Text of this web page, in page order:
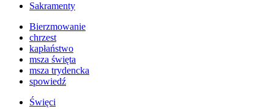
Sakramenty
Bierzmowanie
chrzest
kapłaństwo
msza święta
msza trydencka
spowiedź
Święci